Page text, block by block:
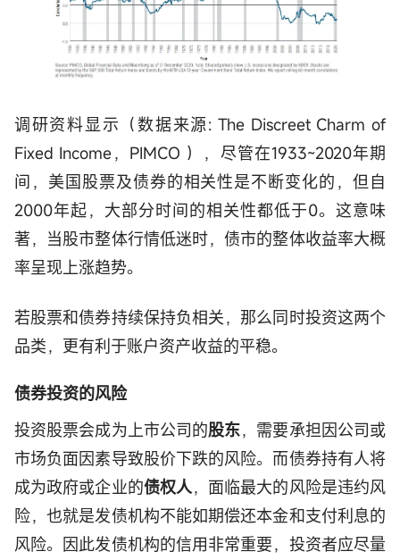
调研资料显示（数据来源: The Discreet Charm of
Fixed Income，PIMCO ），尽管在1933~2020年期
间，美国股票及债券的相关性是不断变化的，但自
2000年起，大部分时间的相关性都低于0。这意味
著，当股市整体行情低迷时，债市的整体收益率大概
率呈现上涨趋势。
若股票和债券持续保持负相关，那么同时投资这两个
品类，更有利于账户资产收益的平稳。
债券投资的风险
投资股票会成为上市公司的股东，需要承担因公司或
市场负面因素导致股价下跌的风险。而债券持有人将
成为政府或企业的债权人，面临最大的风险是违约风
险，也就是发债机构不能如期偿还本金和支付利息的
风险。因此发债机构的信用非常重要，投资者应尽量